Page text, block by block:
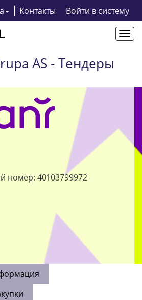
Kонтакты Bойти в систему
AS - Тендеры
номер: 40103799972